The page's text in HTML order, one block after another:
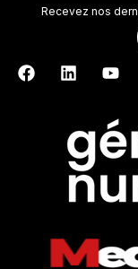
Recevez nos